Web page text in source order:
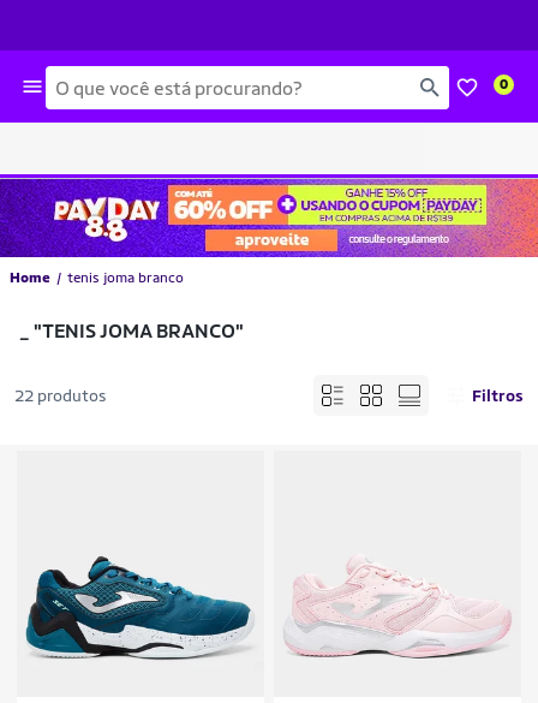
Busca 0
Home tenis joma branco
"TENIS JOMA BRANCO"
22 produtos Filtros